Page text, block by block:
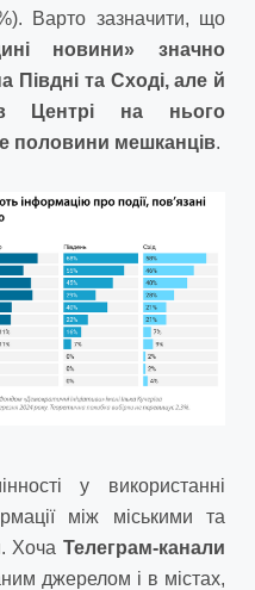
Варто зазначити, що
новини» значно
та Сході, але й
Центрі на нього
половини мешканців.
у використанні
між міськими та
Хоча Телеграм-канали
джерелом і в містах,